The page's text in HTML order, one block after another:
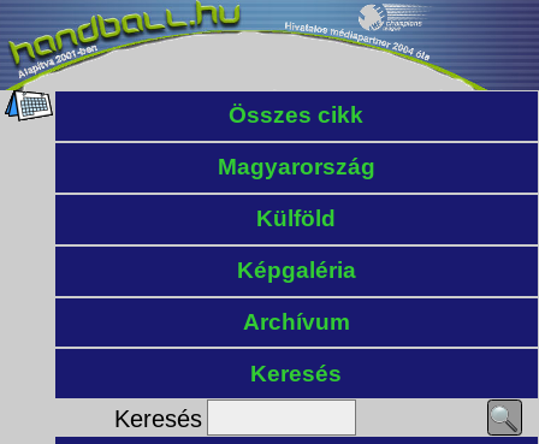
Összes cikk
Magyarország
Külföld
Képgaléria
Archívum
Keresés
Keresés